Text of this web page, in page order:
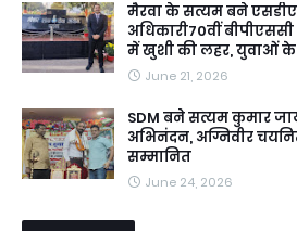
मैरवा के सत्यम बने
अधिकारी70वीं
में खुशी की लहर, युवाओं के
June 21, 2026
SDM बने सत्यम कुमार
अभिनंदन, अग्निवीर
सम्मानित
June 24, 2026